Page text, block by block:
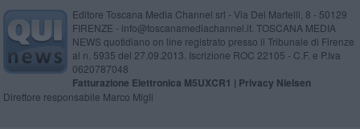
Editore Toscana Media Channel srl - Via Dei Martelli, 8 - 50129
FIRENZE - info@toscanamediachannel.it. TOSCANA MEDIA
NEWS quotidiano on line registrato presso il Tribunale di Firenze
al n. 5935 del 27.09.2013. Iscrizione ROC 22105 - C.F. e P.Iva
0620787048
Fatturazione Elettronica M5UXCR1 | Privacy Nielsen
Direttore responsabile Marco Migli